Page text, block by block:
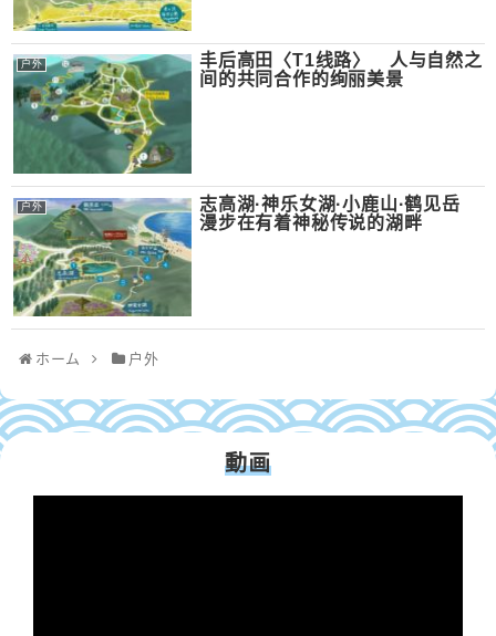
户外
丰后高田〈T1线路〉 人与自然之
间的共同合作的绚丽美景
户外
志高湖·神乐女湖·小鹿山·鹤见岳
漫步在有着神秘传说的湖畔
ホーム 户外
動画